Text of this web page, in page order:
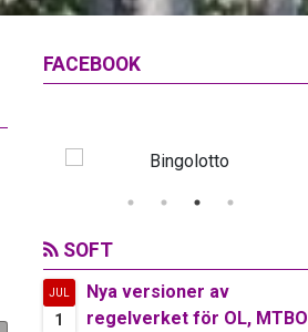
FACEBOOK
SOFT
JUL
1
Nya versioner av
regelverket för OL, MTBO